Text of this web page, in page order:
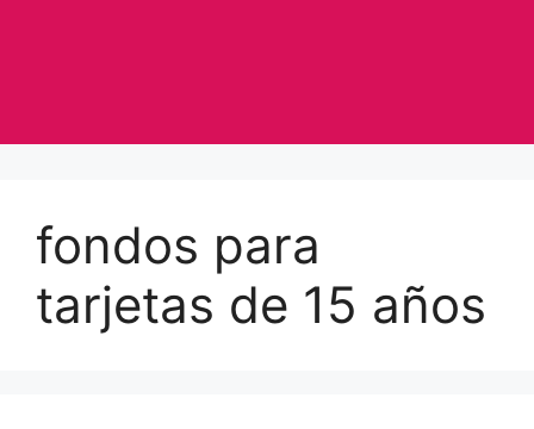
fondos para
tarjetas de 15 años